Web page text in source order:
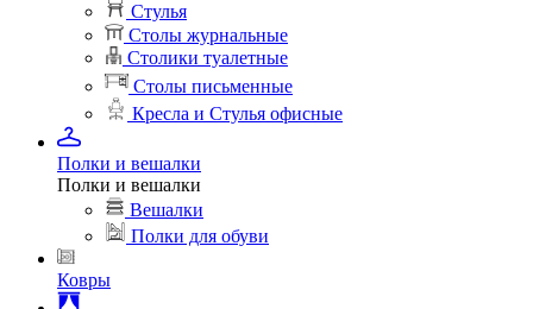
Стулья
Столы журнальные
Столики туалетные
Столы письменные
Кресла и Стулья офисные
Полки и вешалки
Полки и вешалки
Вешалки
Полки для обуви
Ковры